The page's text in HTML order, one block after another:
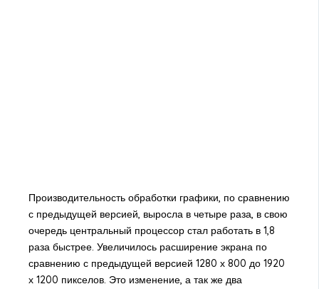
Производительность обработки графики, по сравнению
с предыдущей версией, выросла в четыре раза, в свою
очередь центральный процессор стал работать в 1,8
раза быстрее. Увеличилось расширение экрана по
сравнению с предыдущей версией 1280 х 800 до 1920
х 1200 пикселов. Это изменение, а так же два